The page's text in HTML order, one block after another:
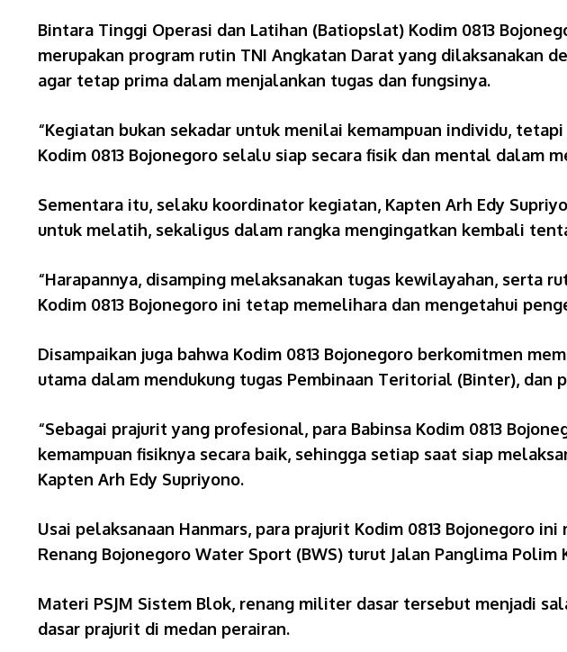
Bintara Tinggi Operasi dan Latihan (Batiopslat) Kodim 0813
merupakan program rutin TNI Angkatan Darat yang dilaksanakan
agar tetap prima dalam menjalankan tugas dan fungsinya.
“Kegiatan bukan sekadar untuk menilai kemampuan individu,
Kodim 0813 Bojonegoro selalu siap secara fisik dan mental dalam
Sementara itu, selaku koordinator kegiatan, Kapten Arh Edy
untuk melatih, sekaligus dalam rangka mengingatkan kembali
“Harapannya, disamping melaksanakan tugas kewilayahan, serta
Kodim 0813 Bojonegoro ini tetap memelihara dan mengetahui
Disampaikan juga bahwa Kodim 0813 Bojonegoro berkomitmen
utama dalam mendukung tugas Pembinaan Teritorial (Binter), dan
“Sebagai prajurit yang profesional, para Babinsa Kodim 0813
kemampuan fisiknya secara baik, sehingga setiap saat siap
Kapten Arh Edy Supriyono.
Usai pelaksanaan Hanmars, para prajurit Kodim 0813 Bojonegoro
Renang Bojonegoro Water Sport (BWS) turut Jalan Panglima Polim
Materi PSJM Sistem Blok, renang militer dasar tersebut menjadi
dasar prajurit di medan perairan.